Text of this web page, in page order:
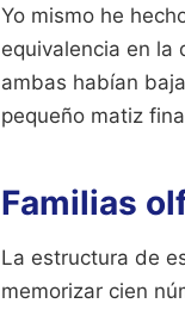
Yo mismo he
equivalencia en la
ambas habían
pequeño matiz
Familias
La estructura de
memorizar cien